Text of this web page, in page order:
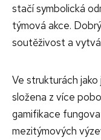
stačí symbolická
týmová akce.
soutěživost a
Ve strukturách jako
složena z více
gamifikace
mezitýmových